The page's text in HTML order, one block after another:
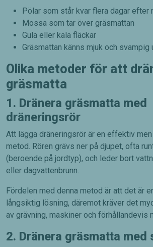
Pölar som står kvar flera dagar efter
Mossa som tar över gräsmattan
Gula eller kala fläckar
Gräsmattan känns mjuk och svampig
Olika metoder för att
gräsmatta
1. Dränera gräsmatta med
dräneringsrör
Att lägga dräneringsrör är en effektiv
metod. Rören grävs ner på djupet, ofta
(beroende på jordtyp), och leder bort
eller dagvattenbrunn.
Fördelen med denna metod är att det är
långsiktig lösning, däremot kräver det
av grävning, maskiner och förhållandevis
2. Dränera gräsmatta med